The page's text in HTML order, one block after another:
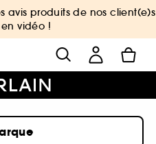
avis produits de nos client(e)s
vidéo !